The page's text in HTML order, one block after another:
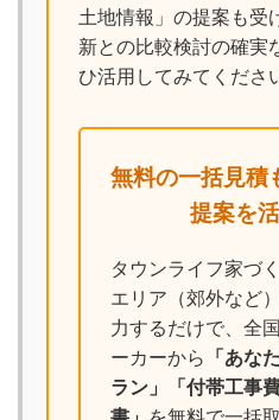
土地情報」の提案も受
新との比較検討の確実
ひ活用してみてくださ
無料の一括見積
提案を
タウンライフ家づ
エリア（郊外など
力するだけで、全
ーカーから 「あな
ラン」「付帯工事